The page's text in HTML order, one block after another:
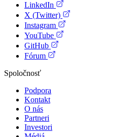
LinkedIn
X (Twitter)
Instagram
YouTube
GitHub
Fórum
Spoločnosť
Podpora
Kontakt
O nás
Partneri
Investori